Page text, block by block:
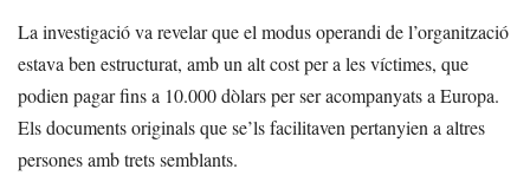
La investigació va revelar que el modus operandi de l’organització
estava ben estructurat, amb un alt cost per a les víctimes, que
podien pagar fins a 10.000 dòlars per ser acompanyats a Europa.
Els documents originals que se’ls facilitaven pertanyien a altres
persones amb trets semblants.